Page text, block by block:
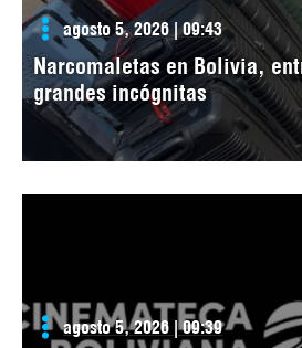
agosto 5, 2026 | 09:43
Narcomaletas en Bolivia,
grandes incógnitas
agosto 5, 2026 | 09:39